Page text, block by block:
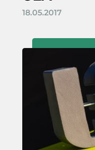
18.05.2017